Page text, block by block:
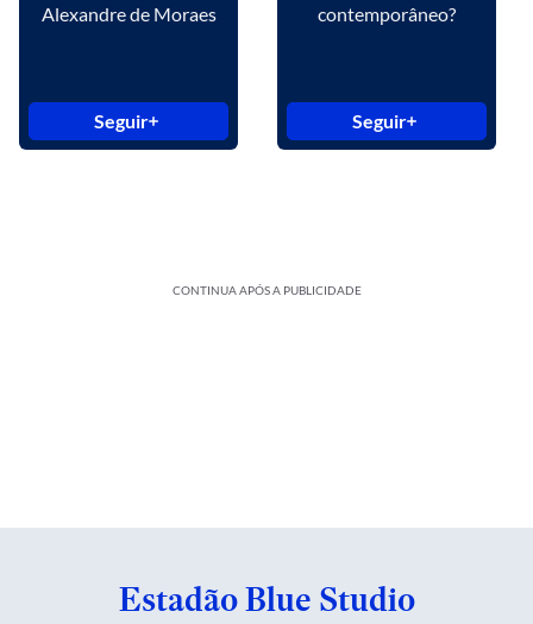
Alexandre de Moraes
Seguir
contemporâneo?
Seguir
CONTINUA APÓS A PUBLICIDADE
Estadão Blue Studio